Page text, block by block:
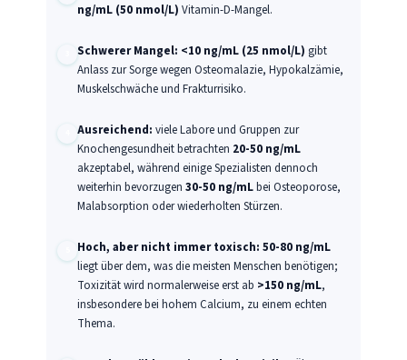
ng/mL (50 nmol/L) Vitamin-D-Mangel.
Schwerer Mangel: <10 ng/mL (25 nmol/L) gibt
Anlass zur Sorge wegen Osteomalazie, Hypokalzämie,
Muskelschwäche und Frakturrisiko.
Ausreichend: viele Labore und Gruppen zur
Knochengesundheit betrachten 20-50 ng/mL
akzeptabel, während einige Spezialisten dennoch
weiterhin bevorzugen 30-50 ng/mLbei Osteoporose,
Malabsorption oder wiederholten Stürzen.
Hoch, aber nicht immer toxisch: 50-80 ng/mL
liegt über dem, was die meisten Menschen benötigen;
Toxizität wird normalerweise erst ab >150 ng/mL,
insbesondere bei hohem Calcium, zu einem echten
Thema.